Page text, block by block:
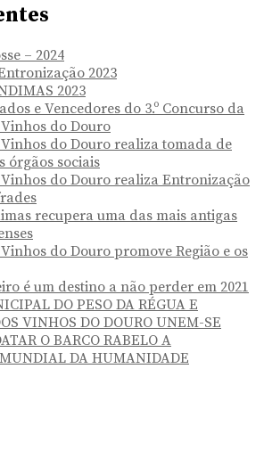
– 2024
2023
2023
e Vencedores do 3.º Concurso da
do Douro
do Douro realiza tomada de
órgãos sociais
do Douro realiza Entronização
recupera uma das mais antigas
do Douro promove Região e os
é um destino a não perder em 2021
DO PESO DA RÉGUA E
VINHOS DO DOURO UNEM-SE
O BARCO RABELO A
DA HUMANIDADE